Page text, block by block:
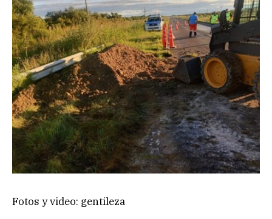
Fotos y video: gentileza